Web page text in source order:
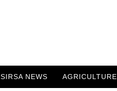
SIRSA NEWS AGRICULTURE